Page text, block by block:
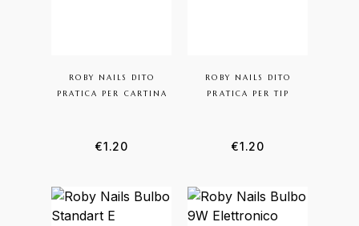
ROBY NAILS DITO
PRATICA PER CARTINA
€1.20
ROBY NAILS DITO
PRATICA PER TIP
€1.20